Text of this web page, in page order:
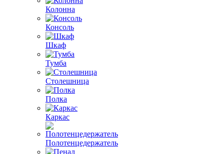
Колонна
Консоль
Шкаф
Тумба
Столешница
Полка
Каркас
Полотенцедержатель